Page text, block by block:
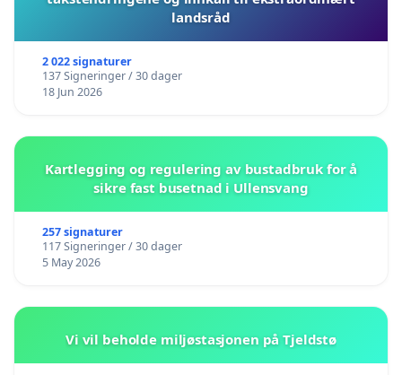
landsråd
2 022 signaturer
137 Signeringer / 30 dager
18 Jun 2026
Kartlegging og regulering av bustadbruk for å
sikre fast busetnad i Ullensvang
257 signaturer
117 Signeringer / 30 dager
5 May 2026
Vi vil beholde miljøstasjonen på Tjeldstø